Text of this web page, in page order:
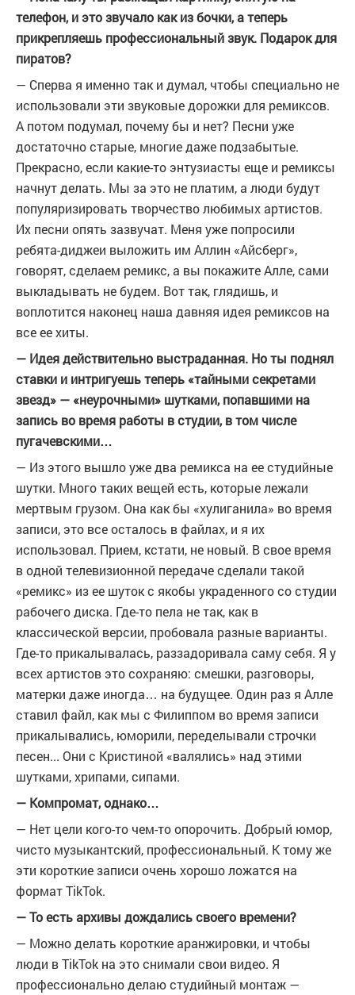
телефон, и это звучало как из бочки, а теперь
прикрепляешь профессиональный звук. Подарок для
пиратов?
— Сперва я именно так и думал, чтобы специально не
использовали эти звуковые дорожки для ремиксов.
А потом подумал, почему бы и нет? Песни уже
достаточно старые, многие даже подзабытые.
Прекрасно, если какие-то энтузиасты еще и ремиксы
начнут делать. Мы за это не платим, а люди будут
популяризировать творчество любимых артистов.
Их песни опять зазвучат. Меня уже попросили
ребята-диджеи выложить им Аллин «Айсберг»,
говорят, сделаем ремикс, а вы покажите Алле, сами
выкладывать не будем. Вот так, глядишь, и
воплотится наконец наша давняя идея ремиксов на
все ее хиты.
— Идея действительно выстраданная. Но ты поднял
ставки и интригуешь теперь «тайными секретами
звезд» — «неурочными» шутками, попавшими на
запись во время работы в студии, в том числе
пугачевскими…
— Из этого вышло уже два ремикса на ее студийные
шутки. Много таких вещей есть, которые лежали
мертвым грузом. Она как бы «хулиганила» во время
записи, это все осталось в файлах, и я их
использовал. Прием, кстати, не новый. В свое время
в одной телевизионной передаче сделали такой
«ремикс» из ее шуток с якобы украденного со студии
рабочего диска. Где-то пела не так, как в
классической версии, пробовала разные варианты.
Где-то прикалывалась, раззадоривала саму себя. Я у
всех артистов это сохраняю: смешки, разговоры,
матерки даже иногда… на будущее. Один раз я Алле
ставил файл, как мы с Филиппом во время записи
прикалывались, юморили, переделывали строчки
песен... Они с Кристиной «валялись» над этими
шутками, хрипами, сипами.
— Компромат, однако…
— Нет цели кого-то чем-то опорочить. Добрый юмор,
чисто музыкантский, профессиональный. К тому же
эти короткие записи очень хорошо ложатся на
формат TikTok.
— То есть архивы дождались своего времени?
— Можно делать короткие аранжировки, и чтобы
люди в TikTok на это снимали свои видео. Я
профессионально делаю студийный монтаж —